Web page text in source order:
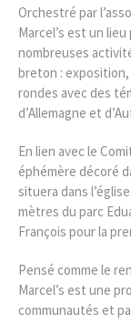
Orchestré par
Marcel’s est un
nombreuses
breton :
rondes avec des
d’Allemagne et
En lien avec le
éphémère décoré
situera dans
mètres du parc
François pour la
Pensé comme le
Marcel’s est une
communautés et